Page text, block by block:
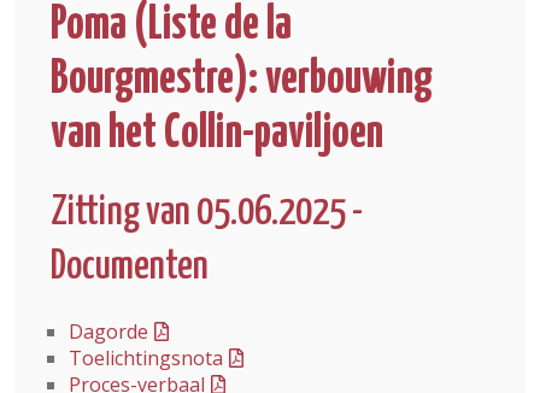
Poma (Liste de la
Bourgmestre): verbouwing
van het Collin-paviljoen
Zitting van 05.06.2025 -
Documenten
Dagorde
Toelichtingsnota
Proces-verbaal